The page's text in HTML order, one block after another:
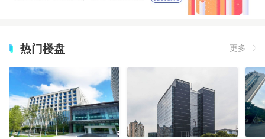
热门楼盘 更多